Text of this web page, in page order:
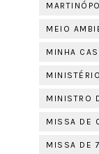
MEIO
MINHA
MINISTRO
MISSA DE
MISSA DE